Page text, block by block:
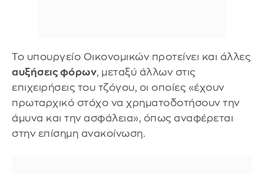
Το υπουργείο Οικονομικών προτείνει και άλλες
αυξήσεις φόρων, μεταξύ άλλων στις
επιχειρήσεις του τζόγου, οι οποίες «έχουν
πρωταρχικό στόχο να χρηματοδοτήσουν την
άμυνα και την ασφάλεια», όπως αναφέρεται
στην επίσημη ανακοίνωση.